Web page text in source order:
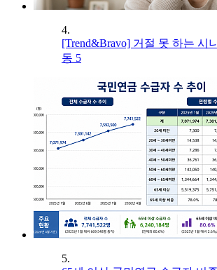
4.
[Trend&Bravo] 거절 못 하는 시
동 5
5.